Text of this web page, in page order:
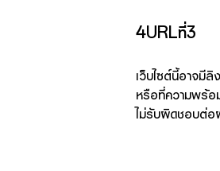
4URLที่3
เว็บไซต์นี้อาจมีลิ
หรือที่ความพร้อ
ไม่รับผิดชอบต่อผ